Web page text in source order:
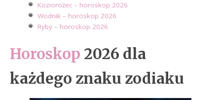
Koziorożec – horoskop 2026
Wodnik – horoskop 2026
Ryby – horoskop 2026
Horoskop 2026 dla
każdego znaku zodiaku